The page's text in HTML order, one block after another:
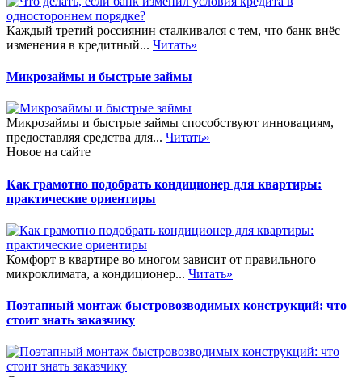
Каждый третий россиянин сталкивался с тем, что банк внёс
изменения в кредитный... Читать»
Микрозаймы и быстрые займы
Микрозаймы и быстрые займы способствуют инновациям,
предоставляя средства для... Читать»
Новое на сайте
Как грамотно подобрать кондиционер для квартиры:
практические ориентиры
Комфорт в квартире во многом зависит от правильного
микроклимата, а кондиционер... Читать»
Поэтапный монтаж быстровозводимых конструкций: что
стоит знать заказчику